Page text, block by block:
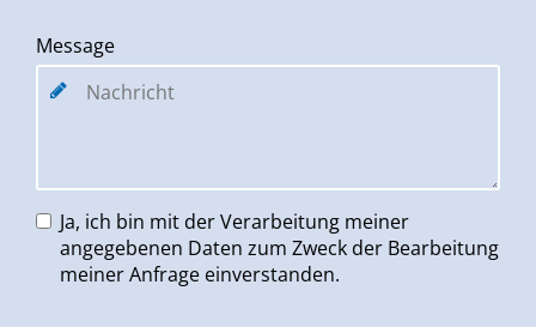
Message
Ja, ich bin mit der Verarbeitung meiner
angegebenen Daten zum Zweck der Bearbeitung
meiner Anfrage einverstanden.